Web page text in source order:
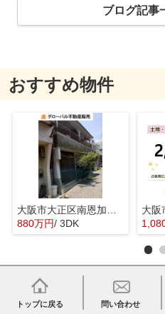
ブログ記事
おすすめ物件
880万円/ 3DK
トップに戻る 問い合わせ